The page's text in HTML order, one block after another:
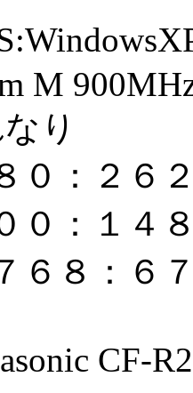
M
り
０：２６
０：１４
６８：６
CF-